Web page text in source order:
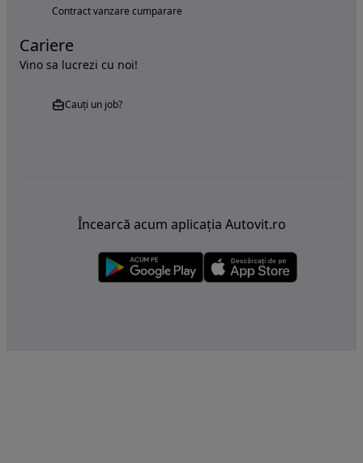
Contract vanzare cumparare
Cariere
Vino sa lucrezi cu noi!
Cauți un job?
Încearcă acum aplicația Autovit.ro